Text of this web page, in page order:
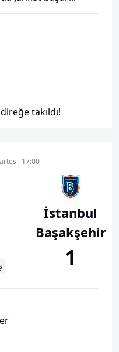
takıldı!
17:00
İstanbul
Başakşehir
1